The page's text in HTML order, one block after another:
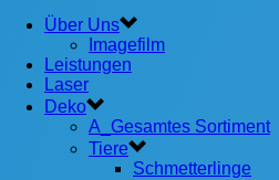
Über Uns
Imagefilm
Leistungen
Laser
Deko
A_Gesamtes Sortiment
Tiere
Schmetterlinge